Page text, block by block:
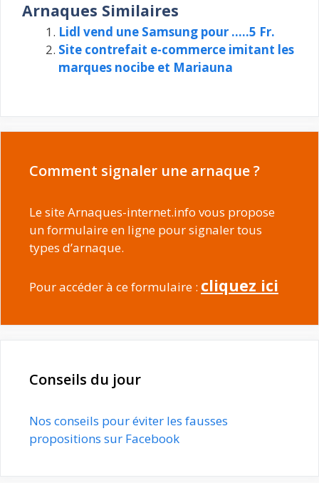
Arnaques Similaires
Lidl vend une Samsung pour …..5 Fr.
Site contrefait e-commerce imitant les
marques nocibe et Mariauna
Comment signaler une arnaque ?
Le site Arnaques-internet.info vous propose
un formulaire en ligne pour signaler tous
types d’arnaque.
Pour accéder à ce formulaire : cliquez ici
Conseils du jour
Nos conseils pour éviter les fausses
propositions sur Facebook